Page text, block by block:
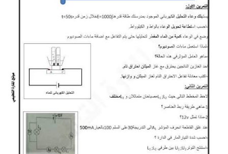
بنك مذكرات الاستاذ
دفاتر استاذ التعليم الابتدائي
المسابقات المهنية
البحوث الجاهزة
بحوث اللغة العربية
بحوث الرياضيات